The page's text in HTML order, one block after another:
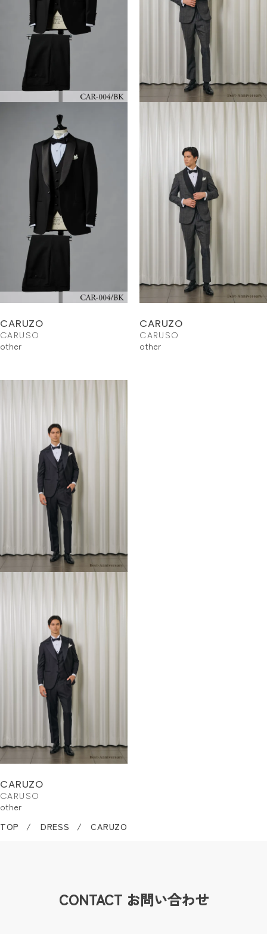
CARUZO
CARUSO
other
CARUZO
CARUSO
other
CARUZO
CARUSO
other
TOP
DRESS CARUZO
CONTACT お問い合わせ